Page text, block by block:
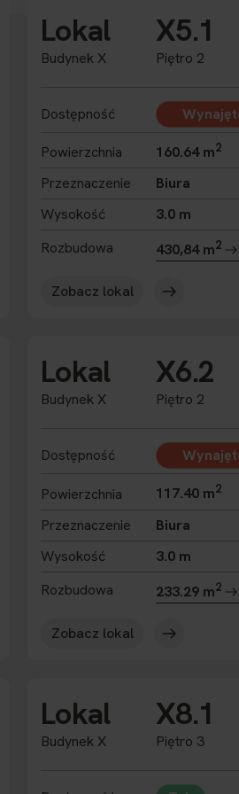
Lokal
Budynek X
X5.1
Piętro 2
Dostępność
Powierzchnia 160.64 m2
Przeznaczenie
Biura
Wysokość
3.0 m
Rozbudowa
430,84 m2
Zobacz lokal
Lokal
Budynek X
X6.2
Piętro 2
Dostępność
Powierzchnia 117.40 m2
Przeznaczenie
Biura
Wysokość
3.0 m
Rozbudowa
233.29 m2
Zobacz lokal
Lokal
Budynek X
X8.1
Piętro 3